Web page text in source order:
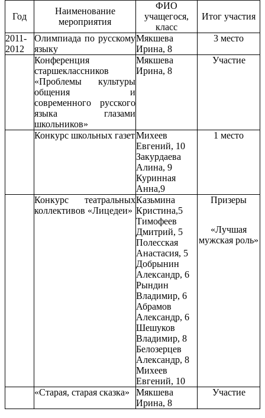
Год
Наименование
мероприятия
ФИО
учащегося,
класс
Итог участия
2011-
2012
Олимпиада по русскому
языку
Мякшева
Ирина, 8
3 место
Конференция
старшеклассников
«Проблемы культуры
общения и
современного русского
языка глазами
школьников»
Мякшева
Ирина, 8
Участие
Конкурс школьных газетМихеев
Евгений, 10
Закурдаева
Алина, 9
Куринная
Анна,9
1 место
Конкурс театральных
коллективов «Лицедеи»
Казьмина
Кристина,5
Тимофеев
Дмитрий, 5
Полесская
Анастасия, 5
Добрынин
Александр, 6
Рындин
Владимир, 6
Абрамов
Александр, 6
Шешуков
Владимир, 8
Белозерцев
Александр, 8
Михеев
Евгений, 10
Призеры
«Лучшая
мужская роль»
«Старая, старая сказка»
Мякшева
Ирина, 8
Участие